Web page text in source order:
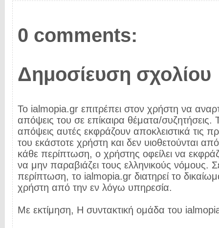
0 comments:
Δημοσίευση σχολίου
Το ialmopia.gr επιτρέπει στον χρήστη να
απόψεις του σε επίκαιρα θέματα/συζητήσεις.
απόψεις αυτές εκφράζουν αποκλειστικά τις
του εκάστοτε χρήστη και δεν υιοθετούνται
κάθε περίπτωση, ο χρήστης οφείλει να
να μην παραβιάζει τους ελληνικούς νόμους.
περίπτωση, το ialmopia.gr διατηρεί το
χρήστη από την εν λόγω υπηρεσία.
Με εκτίμηση, Η συντακτική ομάδα του